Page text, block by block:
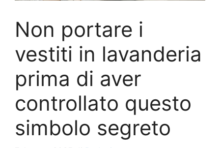
Non portare i
vestiti in lavanderia
prima di aver
controllato questo
simbolo segreto